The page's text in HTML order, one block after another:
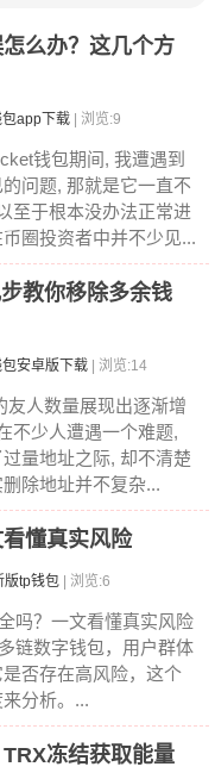
么办？这几个方
app下载 | 浏览:9
钱包期间, 我遭遇到
问题, 那就是它一直不
至于根本没办法正常进
圈投资者中并不少见...
教你移除多余钱
安卓版下载 | 浏览:14
友人数量展现出逐渐增
不少人遭遇一个难题,
量地址之际, 却不清楚
除地址并不复杂...
懂真实风险
版tp钱包 | 浏览:6
吗？一文看懂真实风险
链数字钱包，用户群体
否存在高风险，这个
分析。...
冻结获取能量